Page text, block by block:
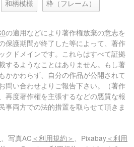
和柄模様 枠（フレーム）
の適用などにより著作権放棄の意志を
保護期間が終了した等によって、著作
クドメインです。これらはすべて証拠
するようなことはありません。もし著
かかわらず、自分の作品が公開されて
問い合わせよりご報告下さい。（著作
再度著作権を主張するなどの悪質な報
事両方での法的措置を取らせて頂きま
、写真AC ＜利用規約＞ 、Pixabay ＜利用